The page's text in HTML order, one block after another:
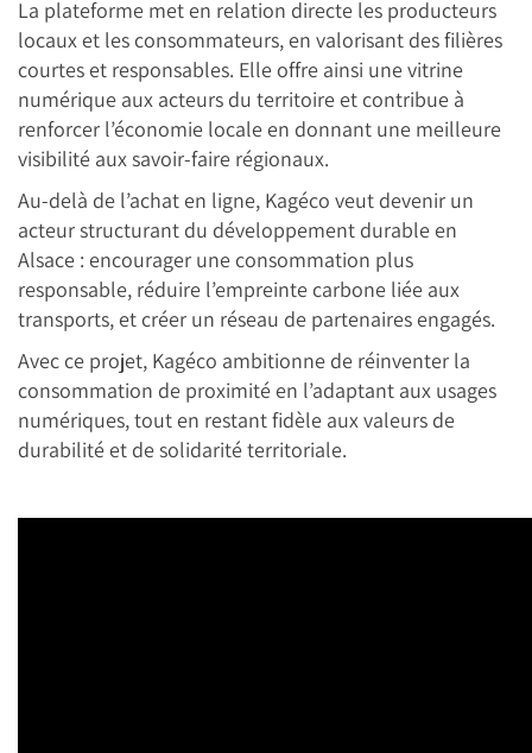
La plateforme met en relation directe les producteurs
locaux et les consommateurs, en valorisant des filières
courtes et responsables. Elle offre ainsi une vitrine
numérique aux acteurs du territoire et contribue à
renforcer l’économie locale en donnant une meilleure
visibilité aux savoir-faire régionaux.
Au-delà de l’achat en ligne, Kagéco veut devenir un
acteur structurant du développement durable en
Alsace : encourager une consommation plus
responsable, réduire l’empreinte carbone liée aux
transports, et créer un réseau de partenaires engagés.
Avec ce projet, Kagéco ambitionne de réinventer la
consommation de proximité en l’adaptant aux usages
numériques, tout en restant fidèle aux valeurs de
durabilité et de solidarité territoriale.